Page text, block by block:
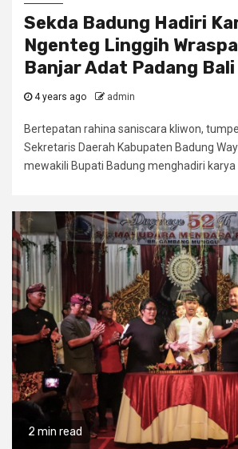
Sekda Badung Hadiri
Ngenteg Linggih
Banjar Adat Padang Bali
4 years ago admin
Bertepatan rahina saniscara kliwon,
Sekretaris Daerah Kabupaten Badung
mewakili Bupati Badung menghadiri karya
2 min read